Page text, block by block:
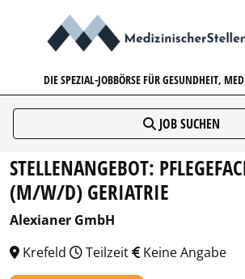
DIE SPEZIAL-JOBBÖRSE FÜR GESUNDHEIT,
JOB SUCHEN
STELLENANGEBOT:
(M/W/D) GERIATRIE
Alexianer GmbH
Krefeld
Teilzeit Keine Angabe